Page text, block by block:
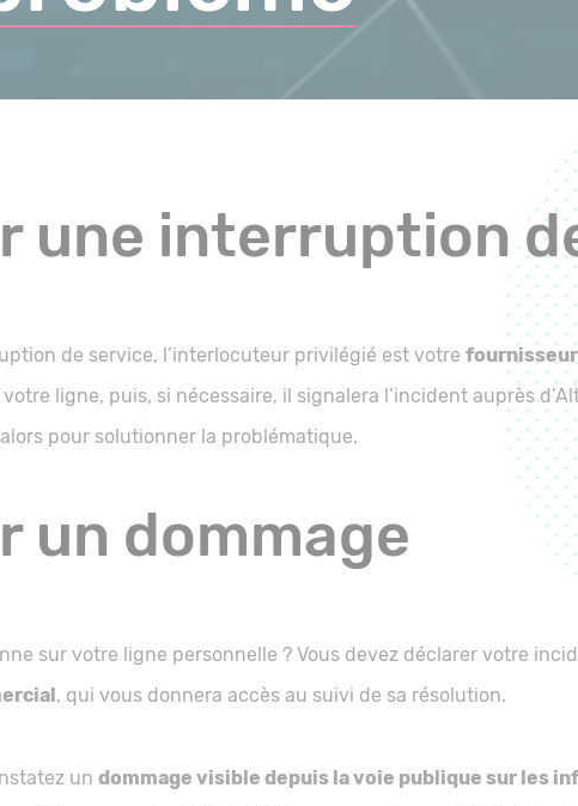
une interruption
de service, l’interlocuteur privilégié est votre fournisseur
ligne, puis, si nécessaire, il signalera l’incident auprès
pour solutionner la problématique.
un dommage
sur votre ligne personnelle ? Vous devez déclarer votre
, qui vous donnera accès au suivi de sa résolution.
un dommage visible depuis la voie publique sur les